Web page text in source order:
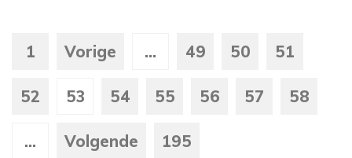
1 Vorige ... 49 50 51
52 53 54 55 56 57 58
... Volgende 195